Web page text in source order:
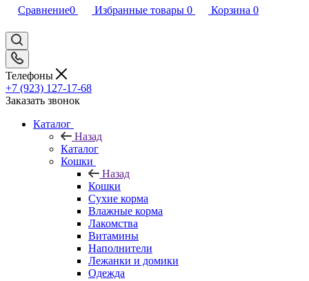
Сравнение0 Избранные товары 0 Корзина 0
Телефоны
+7 (923) 127-17-68
Заказать звонок
Каталог
Назад
Каталог
Кошки
Назад
Кошки
Сухие корма
Влажные корма
Лакомства
Витамины
Наполнители
Лежанки и домики
Одежда